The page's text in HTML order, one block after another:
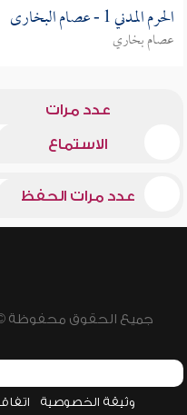
الحرم المدني 1 - عصام البخارى
عصام بخاري
عدد مرات
الاستماع
عدد مرات الحفظ
جميع الحقوق محفوظة © 2026 - 1998 لشبكة إسلام
وثيقة الخصوصية